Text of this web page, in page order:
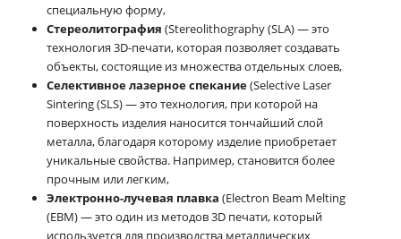
специальную форму,
Стереолитография (Stereolithography (SLA) —это
технология 3D-печати, которая позволяет создавать
объекты, состоящие из множества отдельных слоев,
Селективное лазерное спекание(Selective Laser
Sintering (SLS) —это технология, при которой на
поверхность изделия наносится тончайший слой
металла, благодаря которому изделие приобретает
уникальные свойства. Например, становится более
прочным или легким,
Электронно-лучевая плавка (Electron Beam Melting
(EBM) — это один из методов3D печати, который
используется для производства металлических